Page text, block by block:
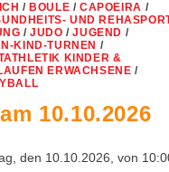
/ BOULE /CAPOEIRA /
UND
/JUDO /JUGEND /
KIND-TURNEN /
KINDER &
ERWACHSENE /
10.10.2026
den 10.10.2026, von